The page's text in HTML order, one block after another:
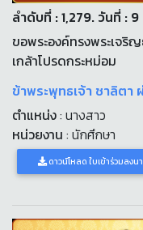
ลำดับที่ : 1,279. วันที่ : 9
ขอพระองค์ทรงพระเจริ
เกล้าโปรดกระหม่อม
ข้าพระพุทธเจ้า ชาลิตา
ตำแหน่ง: นางสาว
หน่วยงาน : นักศึกษา
ดาวน์โหลด ใบเข้าร่วมลงน